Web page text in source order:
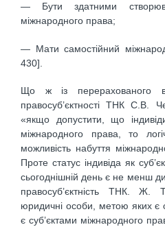
— Бути здатними
міжнародного права;
— Мати самостійний
430].
Що ж із перерахованого
правосуб’єктності ТНК С.В.
«якщо допустити, що
міжнародного права, то
можливість набуття
Проте статус індивіда як
сьогоднішній день є не менш
правосуб’єктність ТНК. Ж.
юридичні особи, метою яких є
є суб’єктами міжнародного